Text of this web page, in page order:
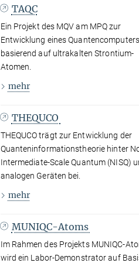
TAQC
Ein Projekt des MQV am MPQ zur
Entwicklung eines Quantencomputers
basierend auf ultrakalten Strontium-
Atomen.
mehr
THEQUCO
THEQUCO trägt zur Entwicklung der
Quanteninformationstheorie hinter
Intermediate-Scale Quantum (NISQ)
analogen Geräten bei.
mehr
MUNIQC-Atoms
Im Rahmen des Projekts MUNIQC-
wird ein Labor-Demonstrator auf